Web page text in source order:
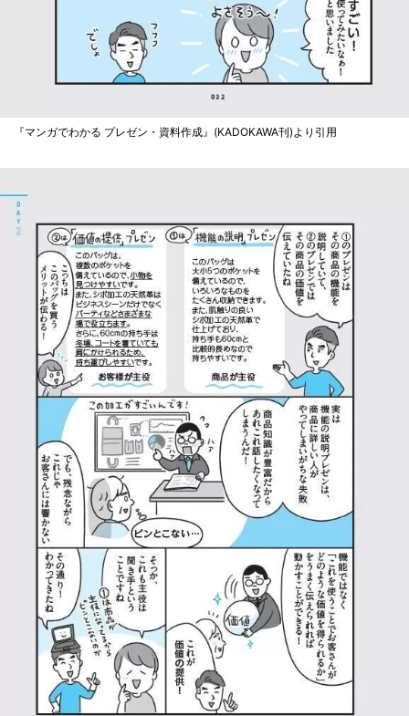
『マンガでわかる プレゼン・資料作成』(KADOKAWA刊)より引用